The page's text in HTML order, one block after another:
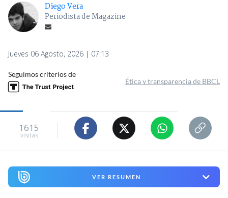
Diego Vera
Periodista de Magazine
Jueves 06 Agosto, 2026 | 07:13
Seguimos criterios de
Ética y transparencia de BBCL
1615
visitas
VER RESUMEN